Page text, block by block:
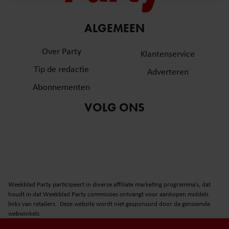
informatie over uw gebruik van onze site met onze
partners voor social media, adverteren en analyse. Deze
informatie die u aan ze heeft verstrekt of die ze hebben
gaat akkoord met onze cookies als u onze website blijft
gebruiken.
ALGEMEEN
Over Party
Tip de redactie
Abonnementen
Klantenservice
Adverteren
VOLG ONS
Weekblad Party participeert in diverse affiliate marketing programma’s, dat
houdt in dat Weekblad Party commissies ontvangt voor aankopen middels
links van retailers. Deze website wordt niet gesponsord door de genoemde
webwinkels.